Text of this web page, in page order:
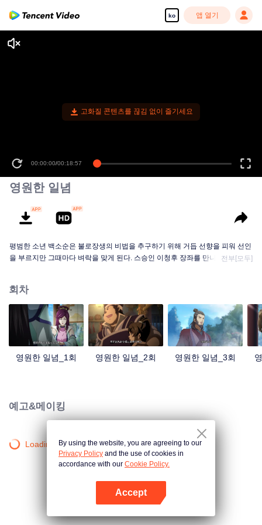
ko 앱 열기
고화질 콘텐츠를 끊김 없이 즐기세요
00:00:00/00:18:57
영원한 일념
평범한 소년 백소순은 불로장생의 비법을 추구하기 위해 거듭 선향을 피워 선인
을 부르지만 그때마다 벼락을 맞게 된다. 스승인 이청후 장좌를 만나고 나서야...
전부[모두]
회차
영원한 일념_1회 영원한 일념_2회 영원한 일념_3회
예고&메이킹
Loading…By using the website, you are agreeing to our
Privacy Policy and the use of cookies in
accordance with our Cookie Policy.
Accept